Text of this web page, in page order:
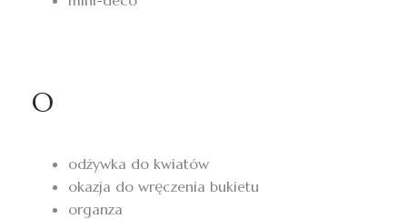
O
odżywka do kwiatów
okazja do wręczenia bukietu
organza